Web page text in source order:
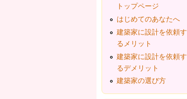
トップページ
はじめてのあなたへ
建築家に設計を依頼す
るメリット
建築家に設計を依頼す
るデメリット
建築家の選び方